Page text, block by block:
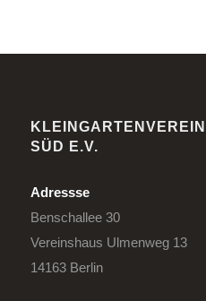
SÜD E.V.
Adressse
Benschallee 30
Vereinshaus Ulmenweg 13
14163 Berlin